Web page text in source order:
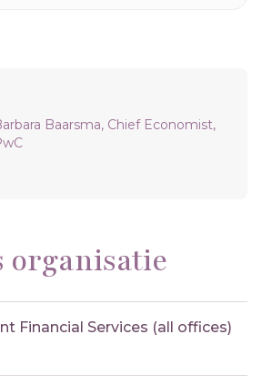
Baarsma, Chief Economist,
organisatie
Financial Services (all offices)